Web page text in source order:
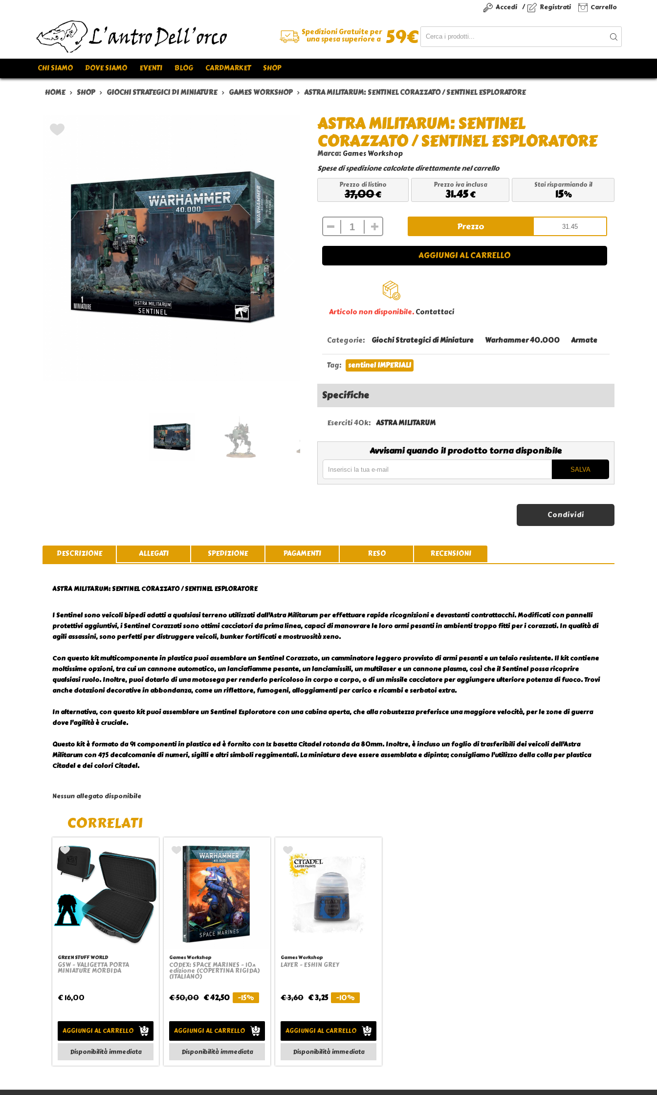
Accedi / Registrati Carrello
Spedizioni Gratuite per
una spesa superiore a 59€
CHI SIAMO DOVE SIAMO EVENTI BLOG CARDMARKET SHOP
HOME SHOP GIOCHI STRATEGICI DI MINIATURE GAMES WORKSHOP ASTRA MILITARUM: SENTINEL CORAZZATO / SENTINEL ESPLORATORE
ASTRA MILITARUM: SENTINEL
CORAZZATO / SENTINEL ESPLORATORE
Marca: Games Workshop
Spese di spedizione calcolate direttamente nel carrello
Prezzo di listino
37,00€
Prezzo iva inclusa
31.45€
Stai risparmiando il
15%
Prezzo
AGGIUNGI AL CARRELLO
Articolo non disponibile.Contattaci
Categorie: Giochi Strategici di Miniature Warhammer 40.000 Armate
Tag: sentinel IMPERIALI
Specifiche
Eserciti 40k: ASTRA MILITARUM
Avvisami quando il prodotto torna disponibile
Condividi
DESCRIZIONE ALLEGATI SPEDIZIONE PAGAMENTI RESO RECENSIONI
ASTRA MILITARUM: SENTINEL CORAZZATO / SENTINEL ESPLORATORE
I Sentinel sono veicoli bipedi adatti a qualsiasi terreno utilizzati dall'Astra Militarum per effettuare rapide ricognizioni e devastanti contrattacchi. Modificati con pannelli
protettivi aggiuntivi, i Sentinel Corazzati sono ottimi cacciatori da prima linea, capaci di manovrare le loro armi pesanti in ambienti troppo fitti per i corazzati. In qualità di
agili assassini, sono perfetti per distruggere veicoli, bunker fortificati e mostruosità xeno.
Con questo kit multicomponente in plastica puoi assemblare un Sentinel Corazzato, un camminatore leggero provvisto di armi pesanti e un telaio resistente. Il kit contiene
moltissime opzioni, tra cui un cannone automatico, un lanciafiamme pesante, un lanciamissili, un multilaser e un cannone plasma, così che il Sentinel possa ricoprire
qualsiasi ruolo. Inoltre, puoi dotarlo di una motosega per renderlo pericoloso in corpo a corpo, o di un missile cacciatore per aggiungere ulteriore potenza di fuoco. Trovi
anche dotazioni decorative in abbondanza, come un riflettore, fumogeni, alloggiamenti per carico e ricambi e serbatoi extra.
In alternativa, con questo kit puoi assemblare un Sentinel Esploratore con una cabina aperta, che alla robustezza preferisce una maggiore velocità, per le zone di guerra
dove l'agilità è cruciale.
Questo kit è formato da 91 componenti in plastica ed è fornito con 1x basetta Citadel rotonda da 80mm. Inoltre, è incluso un foglio di trasferibili dei veicoli dell'Astra
Militarum con 475 decalcomanie di numeri, sigilli e altri simboli reggimentali. La miniatura deve essere assemblata e dipinta; consigliamo l'utilizzo della colla per plastica
Citadel e dei colori Citadel.
Nessun allegato disponibile
CORRELATI
Quickview
GREEN STUFF WORLD
GSW - VALIGETTA PORTA
MINIATURE MORBIDA
€ 16,00
AGGIUNGI AL CARRELLO
Disponibilità immediata
Quickview
Games Workshop
CODEX: SPACE MARINES - 10^
edizione (COPERTINA RIGIDA)
(ITALIANO)
€ 50,00 € 42,50 -15%
AGGIUNGI AL CARRELLO
Disponibilità immediata
Quickview
Games Workshop
LAYER - ESHIN GREY
€ 3,60 € 3,25 -10%
AGGIUNGI AL CARRELLO
Disponibilità immediata